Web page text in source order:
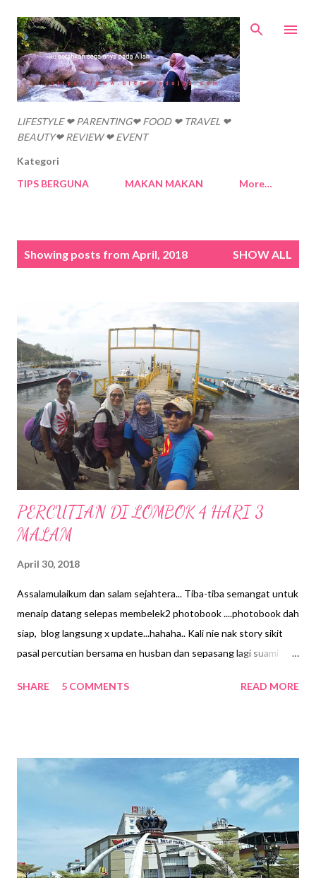
Skip to main content
LIFESTYLE ❤ PARENTING❤ FOOD ❤ TRAVEL ❤
BEAUTY❤ REVIEW ❤ EVENT
Kategori
TIPS BERGUNA
MAKAN MAKAN More…
Showing posts from April, 2018 SHOW ALL
PERCUTIAN DI LOMBOK 4 HARI 3
MALAM
April 30, 2018
Assalamulaikum dan salam sejahtera... Tiba-tiba semangat untuk
menaip datang selepas membelek2 photobook ....photobook dah
siap, blog langsung x update...hahaha.. Kali nie nak story sikit
pasal percutian bersama en husban dan sepasang lagi suami
biasa....google2 lah mencari tiket murah 1 atau2bulan sebelum
cari...orang beli setahun awal atau waktu 0 fare bolelah dapat
lagi murah .....Ini kira oklah bagi k mid. Percutian ke Lombok kali
nie adalah untuk sambutan ulangtahun perkahwinan sahabat
kami yang tarikh anniversari sama dengan tarikh kitaorg ke
Lombok iaitu pada 9hb November 2017. Kebetulan kak mid pun
sambut anniversari pada 25 October ...so sekalilah buat
SHARE 5 COMMENTS READ MORE